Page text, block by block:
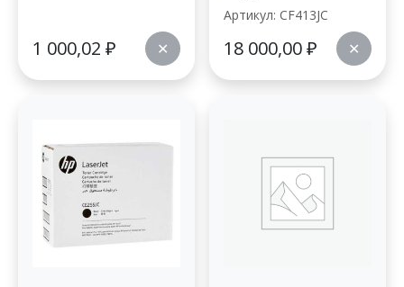
1 000,02 ₽ ✕
Артикул: CF413JC
18 000,00₽ ✕